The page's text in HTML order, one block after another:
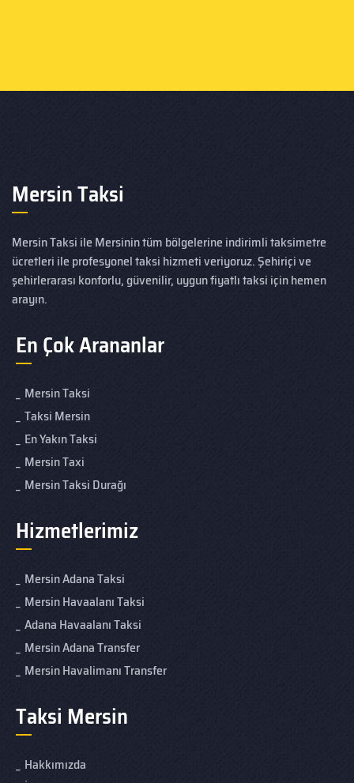
Mersin Taksi
Mersin Taksi ile Mersinin tüm bölgelerine indirimli taksimetre
ücretleri ile profesyonel taksi hizmeti veriyoruz. Şehiriçi ve
şehirlerarası konforlu, güvenilir, uygun fiyatlı taksi için hemen
arayın.
En Çok Arananlar
Mersin Taksi
Taksi Mersin
En Yakın Taksi
Mersin Taxi
Mersin Taksi Durağı
Hizmetlerimiz
Mersin Adana Taksi
Mersin Havaalanı Taksi
Adana Havaalanı Taksi
Mersin Adana Transfer
Mersin Havalimanı Transfer
Taksi Mersin
Hakkımızda